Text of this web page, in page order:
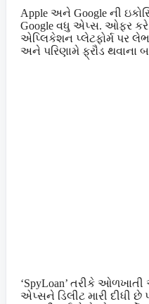
Apple અને Google ની
Google વધુ એપ્સ. ઓફર કરે
એપ્લિકેશન પ્લેટફોર્મ પર
અને પરિણામે ફ્રૌડ થવાના
‘SpyLoan’ તરીકે
એપ્સને ડિલીટ મારી દીધી